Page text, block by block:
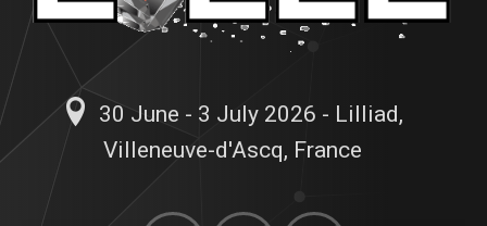
30 June - 3 July 2026 - Lilliad,
Villeneuve-d'Ascq, France